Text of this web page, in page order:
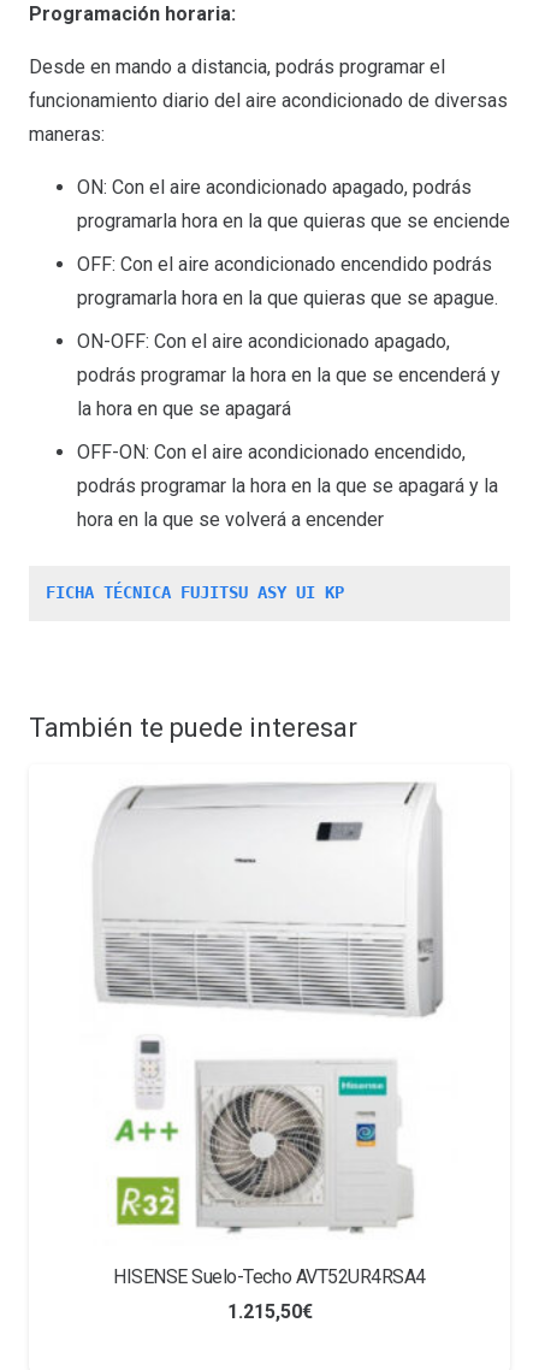
Programación horaria:
Desde en mando a distancia, podrás programar el
funcionamiento diario del aire acondicionado de diversas
maneras:
ON: Con el aire acondicionado apagado, podrás
programarla hora en la que quieras que se enciende
OFF: Con el aire acondicionado encendido podrás
programarla hora en la que quieras que se apague.
ON-OFF: Con el aire acondicionado apagado,
podrás programar la hora en la que se encenderá y
la hora en que se apagará
OFF-ON: Con el aire acondicionado encendido,
podrás programar la hora en la que se apagará y la
hora en la que se volverá a encender
FICHA TÉCNICA FUJITSU ASY UI KP
También te puede interesar
MITSUBISHI ELECTRIC Split Pared MSZ-EF35VG(K)
blanco